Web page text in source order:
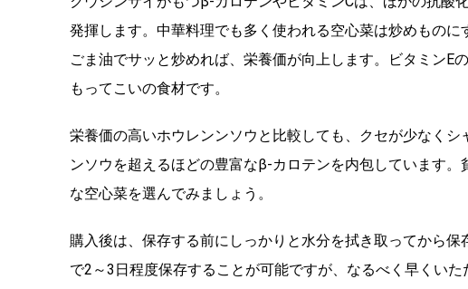
発揮します。中華料理でも多く使われる空心菜は炒めもの
ごま油でサッと炒めれば、栄養価が向上します。ビタミンE
もってこいの食材です。
栄養価の高いホウレンンソウと比較しても、クセが少なく
ンソウを超えるほどの豊富なβ-カロテンを内包しています
な空心菜を選んでみましょう。
購入後は、保存する前にしっかりと水分を拭き取ってから
で2～3日程度保存することが可能ですが、なるべく早くい